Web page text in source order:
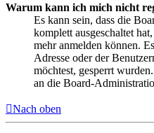
Warum kann ich mich nicht
Es kann sein, dass die
komplett ausgeschaltet
mehr anmelden können.
Adresse oder der
möchtest, gesperrt
an die Board-
Nach oben